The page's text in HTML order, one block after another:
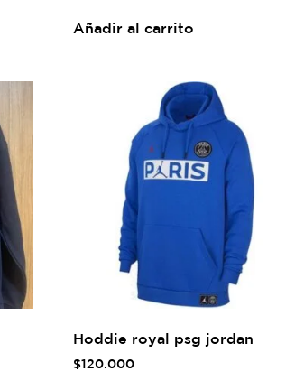
Añadir al carrito
Hoddie royal psg jordan
$120.000